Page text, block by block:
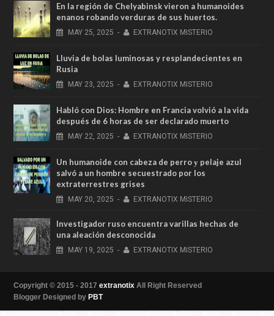
En la región de Chelyabinsk vieron a humanoides
enanos robando verduras de sus huertos.
MAY 25, 2025 - EXTRANOTIX MISTERIO
Lluvia de bolas luminosas y resplandecientes en
Rusia
MAY 23, 2025 - EXTRANOTIX MISTERIO
Habló con Dios: Hombre en Francia volvió a la vida
después de 6 horas de ser declarado muerto
MAY 22, 2025 - EXTRANOTIX MISTERIO
Un humanoide con cabeza de perro у pelaje azul
salvó a un hombre secuestrado por los
extraterrestres grises
MAY 20, 2025 - EXTRANOTIX MISTERIO
Investigador ruso encuentra varillas hechas de
una aleación desconocida
MAY 19, 2025 - EXTRANOTIX MISTERIO
Copyright © 2015 - 2017 extranotix All Right Reserved
Blogger Designed by PBT